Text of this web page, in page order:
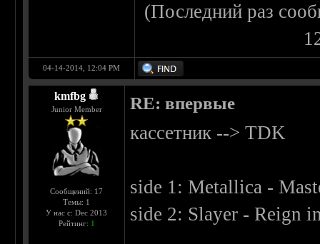
(Последний раз
04-14-2014, 12:04 PM
kmfbg
Junior Member
Сообщений: 17
Темы: 1
У нас с: Dec 2013
Рейтинг: 1
RE: впервые
кассетник --> TDK
side 1: Metallica -
side 2: Slayer - Reign